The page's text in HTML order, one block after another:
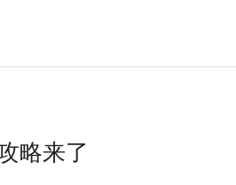
略来了